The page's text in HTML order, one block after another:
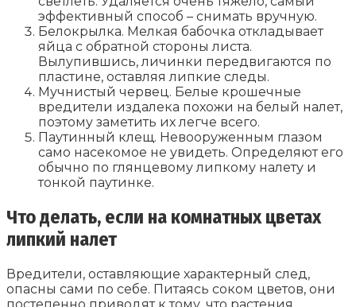
эффективный способ – снимать вручную.
Белокрылка. Мелкая бабочка откладывает
яйца с обратной стороны листа.
Вылупившись, личинки передвигаются по
пластине, оставляя липкие следы.
Мучнистый червец. Белые крошечные
вредители издалека похожи на белый налет,
поэтому заметить их легче всего.
Паутинный клещ. Невооруженным глазом
само насекомое не увидеть. Определяют его
обычно по глянцевому липкому налету и
тонкой паутинке.
Что делать, если на комнатных цветах
липкий налет
Вредители, оставляющие характерный след,
опасны сами по себе. Питаясь соком цветов, они